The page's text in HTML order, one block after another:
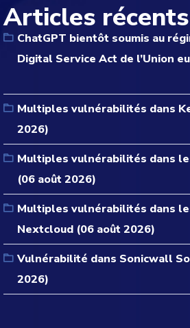
Articles récents
ChatGPT bientôt soumis au
Digital Service Act de l’Union
Multiples vulnérabilités dans
2026)
Multiples vulnérabilités dans
(06 août 2026)
Multiples vulnérabilités dans
Nextcloud (06 août 2026)
Vulnérabilité dans Sonicwall
2026)